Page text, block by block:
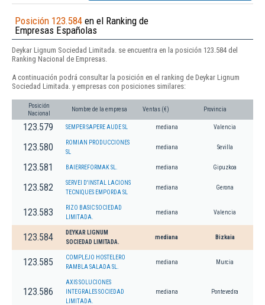
Posición 123.584 en el Ranking de
Empresas Españolas
Deykar Lignum Sociedad Limitada. se encuentra en la posición 123.584 del
Ranking Nacional de Empresas.
A continuación podrá consultar la posición en el ranking de Deykar Lignum
Sociedad Limitada. y empresas con posiciones similares:
Posición
Nacional
Nombre de la empresa Ventas (€) Provincia
123.579 SEMPER SAPERE AUDE SL mediana Valencia
123.580
ROMIAN PRODUCCIONES
SL
mediana Sevilla
123.581 BAIERREFORMAK SL. mediana Gipuzkoa
123.582
SERVEI D'INSTAL LACIONS
TECNIQUES EMPORDA SL
mediana Gerona
123.583
RIZO BASIC SOCIEDAD
LIMITADA.
mediana Valencia
123.584
DEYKAR LIGNUM
SOCIEDAD LIMITADA.
mediana Bizkaia
123.585
COMPLEJO HOSTELERO
RAMBLA SALADA SL.
mediana Murcia
123.586
AXIS SOLUCIONES
INTEGRALES SOCIEDAD
LIMITADA.
mediana Pontevedra